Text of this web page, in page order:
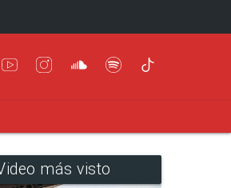
más visto